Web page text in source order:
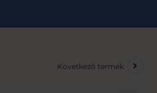
Következő termék